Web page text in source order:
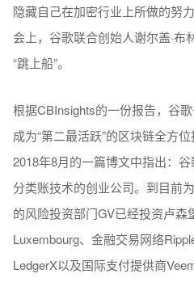
隐藏自己在加密行业上所做的努
会上，谷歌联合创始人谢尔盖·布
“跳上船”。
根据CBInsights的一份报告，谷
成为“第二最活跃”的区块链全方
2018年8月的一篇博文中指出：
分类账技术的创业公司。到目前
的风险投资部门GV已经投资卢
Luxembourg、金融交易网络
LedgerX以及国际支付提供商